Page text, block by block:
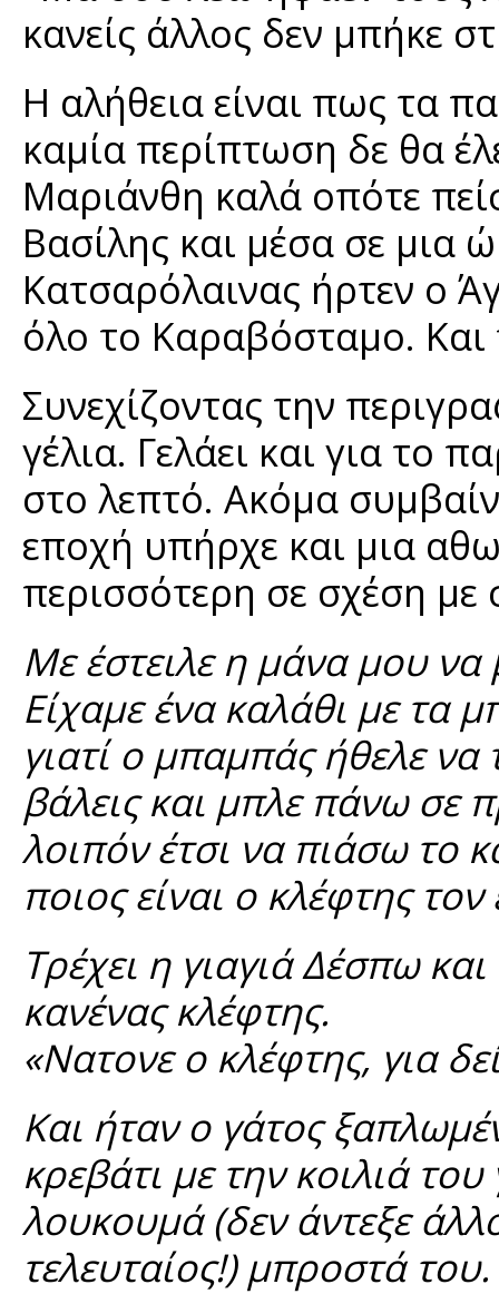
κανείς άλλος δεν μπήκε
Η αλήθεια είναι πως τα
καμία περίπτωση δε θα
Μαριάνθη καλά οπότε
Βασίλης και μέσα σε μια
Κατσαρόλαινας ήρτεν ο
όλο το Καραβόσταμο. Και
Συνεχίζοντας την
γέλια. Γελάει και για το
στο λεπτό. Ακόμα
εποχή υπήρχε και μια
περισσότερη σε σχέση με
Με έστειλε η μάνα μου
Είχαμε ένα καλάθι με τα
γιατί ο μπαμπάς ήθελε
βάλεις και μπλε πάνω σε
λοιπόν έτσι να πιάσω το
ποιος είναι ο κλέφτης
Τρέχει η γιαγιά Δέσπω
κανένας κλέφτης.
«Νατονε ο κλέφτης, για
Και ήταν ο γάτος
κρεβάτι με την κοιλιά
λουκουμά (δεν άντεξε
τελευταίος!) μπροστά του.